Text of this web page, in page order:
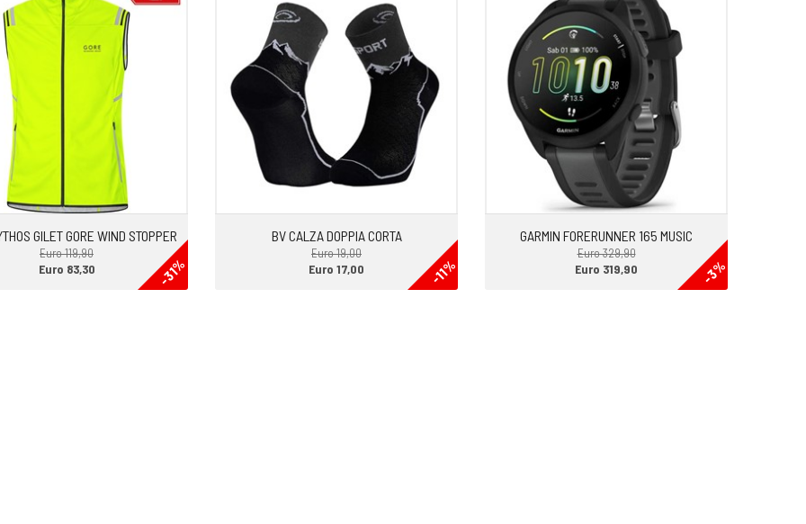
il runner che cerca velocità,
in fase di appoggio.
per le uscite giornaliere
GILET GORE WIND STOPPER
Euro 119,90
-31%
Euro 83,30
BV CALZA DOPPIA CORTA
Euro 19,00
-11%
Euro 17,00
GARMIN FORERUNNER 165 MUSIC
Euro 329,90
-3%
Euro 319,90